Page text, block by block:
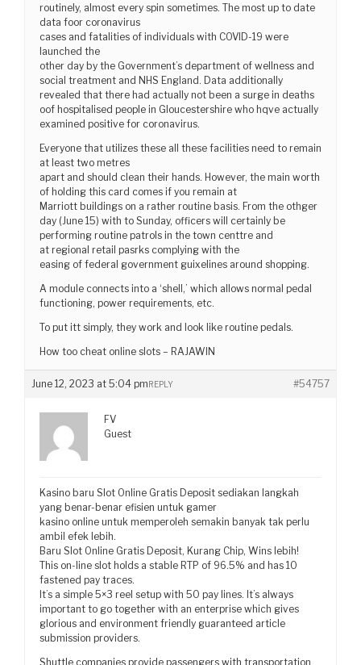
routinely, almost every spin sometimes. The most up to date
data foor coronavirus
cases and fatalities of individuals with COVID-19 were
launched the
other day by the Government’s department of wellness and
social treatment and NHS England. Data additionally
revealed that there had actually not been a surge in deaths
oof hospitalised people in Gloucestershire who hqve actually
examined positive for coronavirus.
Everyone that utilizes these all these facilities need to remain
at least two metres
apart and should clean their hands. However, the main worth
of holding this card comes if you remain at
Marriott buildings on a rather routine basis. From the othger
day (June 15) with to Sunday, officers will certainly be
performing routine patrols in the town centtre and
at regional retail pasrks complying with the
easing of federal government guixelines around shopping.
A module connects into a ‘shell,’ which allows normal pedal
functioning, power requirements, etc.
To put itt simply, they work and look like routine pedals.
How too cheat online slots – RAJAWIN
June 12, 2023 at 5:04 pm #54757
REPLY
FV
Guest
Kasino baru Slot Online Gratis Deposit sediakan langkah
yang benar-benar efisien untuk gamer
kasino online untuk memperoleh semakin banyak tak perlu
ambil efek lebih.
Baru Slot Online Gratis Deposit, Kurang Chip, Wins lebih!
This on-line slot holds a stable RTP of 96.5% and has 10
fastened pay traces.
It’s a simple 5×3 reel setup with 50 pay lines. It’s always
important to go together with an enterprise which gives
glorious and environment friendly guaranteed article
submission providers.
Shuttle companies provide passengers with transportation